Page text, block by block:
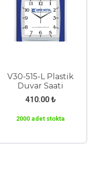
V30-515-L Plastik
Duvar Saati
410.00 ₺
2000 adet stokta